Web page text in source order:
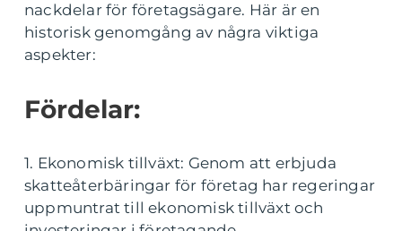
nackdelar för företagsägare. Här är en
historisk genomgång av några viktiga
aspekter:
Fördelar:
1. Ekonomisk tillväxt: Genom att erbjuda
skatteåterbäringar för företag har regeringar
uppmuntrat till ekonomisk tillväxt och